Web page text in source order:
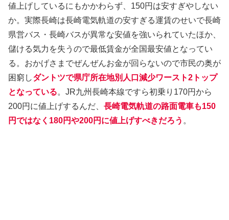
値上げしているにもかかわらず、150円は安すぎやしない
か。実際長崎は長崎電気軌道の安すぎる運賃のせいで長崎
県営バス・長崎バスが異常な安値を強いられていたほか、
儲ける気力を失うので最低賃金が全国最安値となってい
る。おかげさまでぜんぜんお金が回らないので市民の奥が
困窮しダントツで県庁所在地別人口減少ワースト2トップ
となっている。JR九州長崎本線ですら初乗り170円から
200円に値上げするんだ、 長崎電気軌道の路面電車も150
円ではなく180円や200円に値上げすべきだろう 。